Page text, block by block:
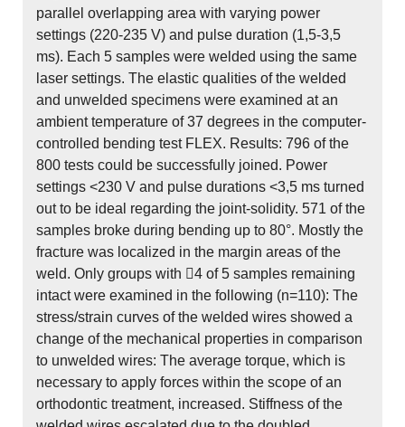
parallel overlapping area with varying power
settings (220-235 V) and pulse duration (1,5-3,5
ms). Each 5 samples were welded using the same
laser settings. The elastic qualities of the welded
and unwelded specimens were examined at an
ambient temperature of 37 degrees in the computer-
controlled bending test FLEX. Results: 796 of the
800 tests could be successfully joined. Power
settings <230 V and pulse durations <3,5 ms turned
out to be ideal regarding the joint-solidity. 571 of the
samples broke during bending up to 80°. Mostly the
fracture was localized in the margin areas of the
weld. Only groups with 4 of 5 samples remaining
intact were examined in the following (n=110): The
stress/strain curves of the welded wires showed a
change of the mechanical properties in comparison
to unwelded wires: The average torque, which is
necessary to apply forces within the scope of an
orthodontic treatment, increased. Stiffness of the